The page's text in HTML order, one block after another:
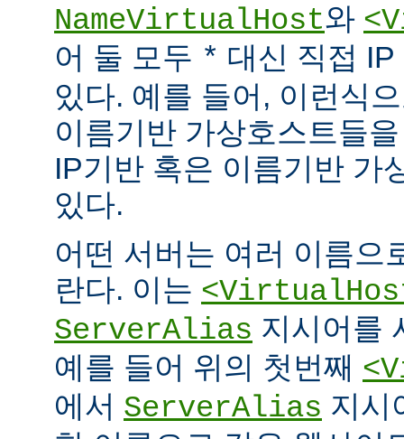
NameVirtualHost와
어 둘 모두 * 대신 직접
있다. 예를 들어, 이런식
이름기반 가상호스트들
IP기반 혹은 이름기반 가
있다.
어떤 서버는 여러 이름으
란다. 이는
ServerAlias 지시어를
예를 들어 위의 첫번째
에서 ServerAlias 지시